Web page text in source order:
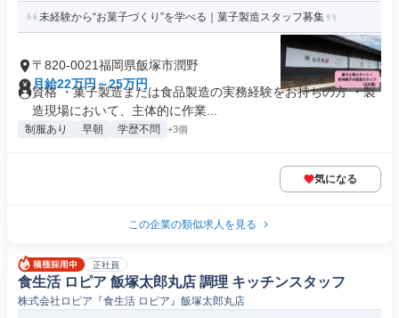
未経験から“お菓子づくり”を学べる｜菓子製造スタッフ募集
〒820-0021福岡県飯塚市潤野
月給22万円～25万円
資格 ・菓子製造または食品製造の実務経験をお持ちの方 ・製
造現場において、主体的に作業...
制服あり 早朝 学歴不問 +3個
気になる
この企業の類似求人を見る
正社員
食生活 ロピア 飯塚太郎丸店 調理 キッチンスタッフ
株式会社ロピア『食生活 ロピア』飯塚太郎丸店